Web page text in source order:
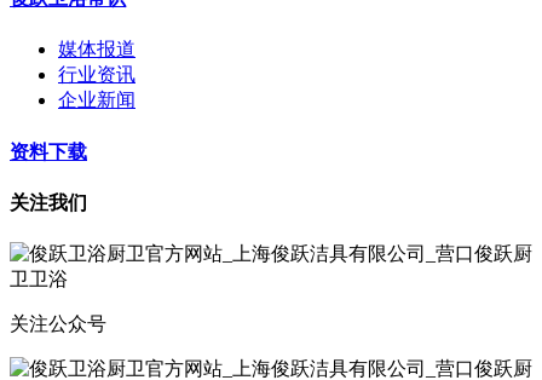
媒体报道
行业资讯
企业新闻
资料下载
关注我们
关注公众号